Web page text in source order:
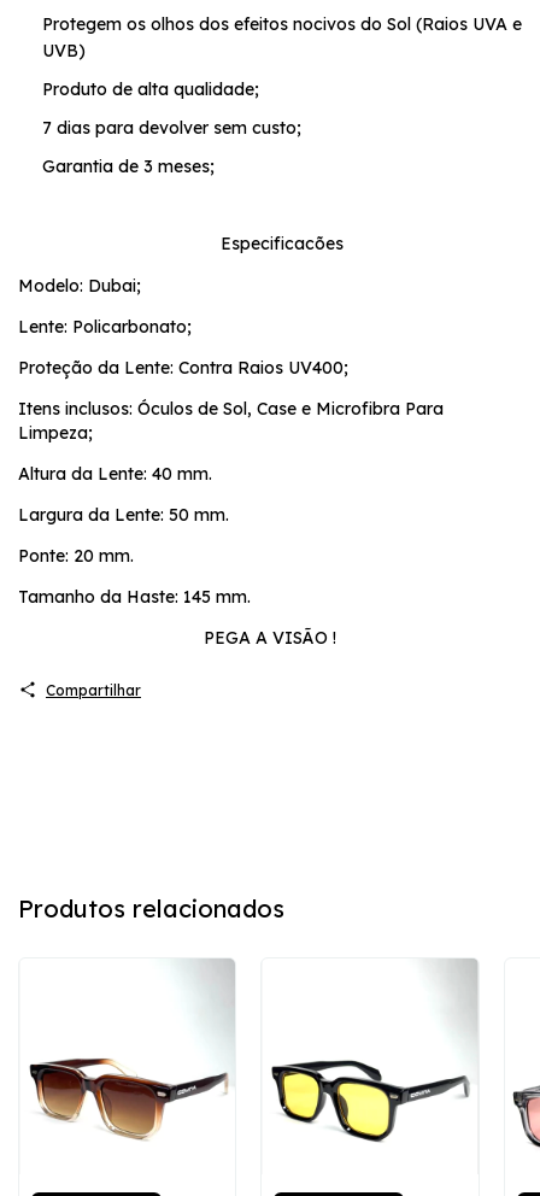
Protegem os olhos dos efeitos nocivos do Sol (Raios UVA e
UVB)
Produto de alta qualidade;
7 dias para devolver sem custo;
Garantia de 3 meses;
Especificacões
Modelo: Dubai;
Lente: Policarbonato;
Proteção da Lente: Contra Raios UV400;
Itens inclusos: Óculos de Sol, Case e Microfibra Para
Limpeza;
Altura da Lente: 40 mm.
Largura da Lente: 50 mm.
Ponte: 20 mm.
Tamanho da Haste: 145 mm.
PEGA A VISÃO !
Compartilhar
Produtos relacionados